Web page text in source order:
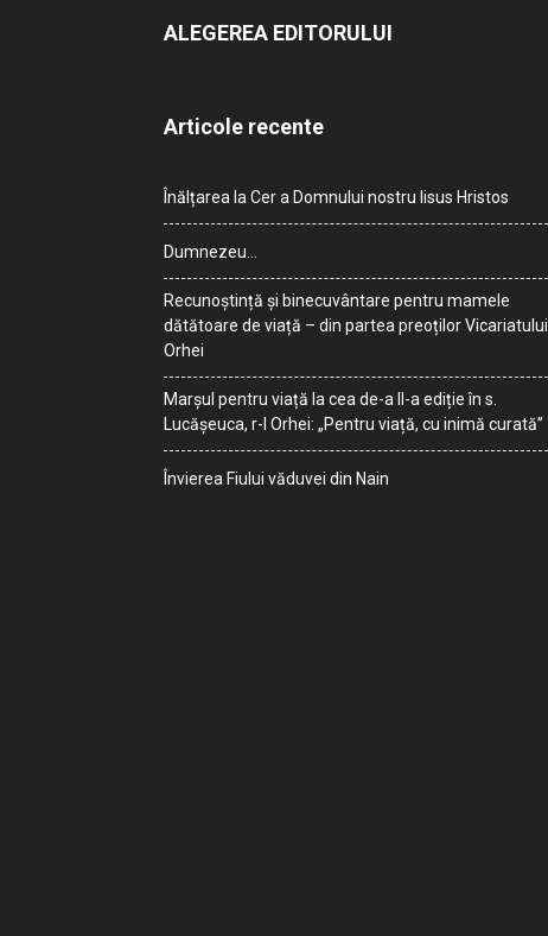
ALEGEREA EDITORULUI
Articole recente
Înălțarea la Cer a Domnului nostru Iisus Hristos
Dumnezeu…
Recunoștință și binecuvântare pentru mamele
dătătoare de viață – din partea preoților Vicariatului
Orhei
Marșul pentru viață la cea de-a II-a ediție în s.
Lucășeuca, r-l Orhei: „Pentru viață, cu inimă curată”
Învierea Fiului văduvei din Nain